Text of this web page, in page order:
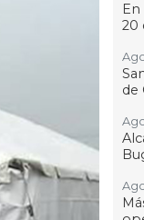
20
de